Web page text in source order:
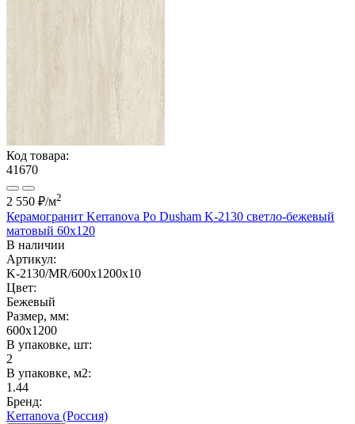
Код товара:
41670
2 550 ₽/м2
Керамогранит Kerranova Po Dusham K-2130 светло-бежевый
матовый 60x120
В наличии
Артикул:
K-2130/MR/600x1200x10
Цвет:
Бежевый
Размер, мм:
600x1200
В упаковке, шт:
2
В упаковке, м2:
1.44
Бренд:
Kerranova (Россия)